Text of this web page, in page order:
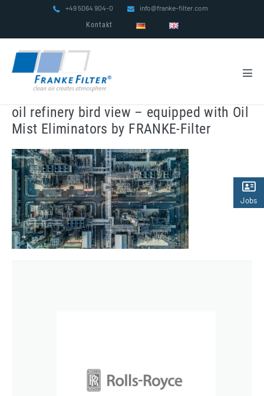
+49 5064 904-0 info@franke-filter.com
Kontakt
oil refinery bird view – equipped with Oil
Mist Eliminators by FRANKE-Filter
Jobs